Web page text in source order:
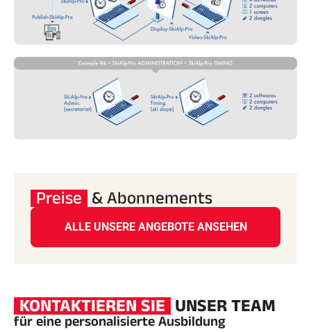
SKILANGLAUF
Preise & Abonnements
ALLE UNSERE ANGEBOTE ANSEHEN
KONTAKTIEREN SIE UNSER TEAM
für eine personalisierte Ausbildung